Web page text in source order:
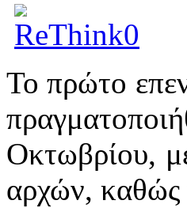
Το πρώτο
Οκτωβρίου,
αρχών, καθώς